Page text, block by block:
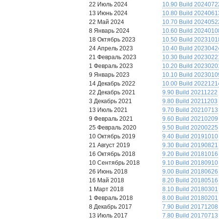
22 Июль 2024
10.90 Build
13 Июнь 2024
10.80 Build
22 Май 2024
10.70 Build
8 Январь 2024
10.60 Build
18 Октябрь 2023
10.50 Build
24 Апрель 2023
10.40 Build
21 Февраль 2023
10.30 Build
1 Февраль 2023
10.20 Build
9 Январь 2023
10.10 Build
14 Декабрь 2022
10.00 Build
22 Декабрь 2021
9.90 Build 20211222
3 Декабрь 2021
9.80 Build 20211203
13 Июль 2021
9.70 Build 20210713
9 Февраль 2021
9.60 Build 20210209
25 Февраль 2020
9.50 Build 20200225
10 Октябрь 2019
9.40 Build 20191010
21 Август 2019
9.30 Build 20190821
16 Октябрь 2018
9.20 Build 20181016
10 Сентябрь 2018
9.10 Build 20180910
26 Июнь 2018
9.00 Build 20180626
16 Май 2018
8.20 Build 20180516
1 Март 2018
8.10 Build 20180301
1 Февраль 2018
8.00 Build 20180201
8 Декабрь 2017
7.90 Build 20171208
13 Июль 2017
7.80 Build 20170713